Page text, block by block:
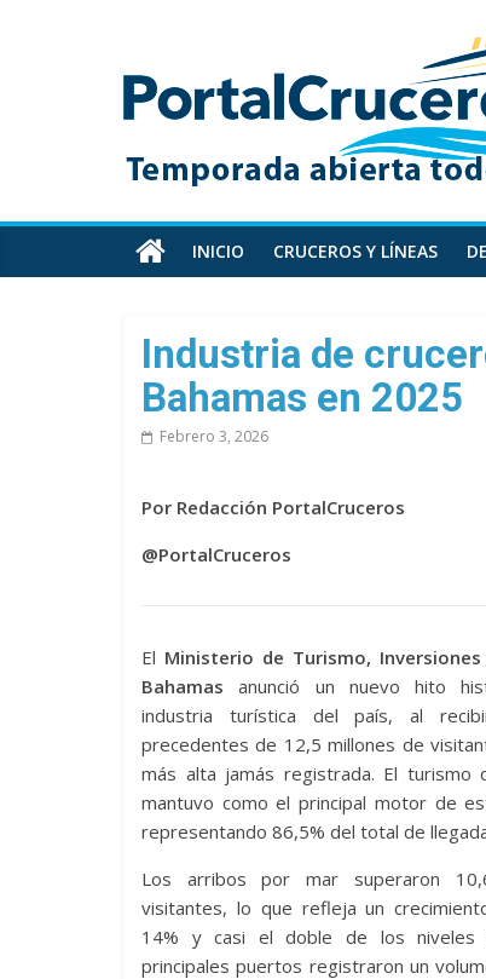
Toda
información
cruceros
en
un
sitio
INICIO CRUCEROS Y LÍNEAS
Industria de
Bahamas en 2025
Febrero 3, 2026
Por Redacción PortalCruceros
@PortalCruceros
El Ministerio de Turismo,
Bahamas anunció un nuevo hito
industria turística del país, al
precedentes de 12,5 millones de
más alta jamás registrada. El turismo
mantuvo como el principal motor de
representando 86,5% del total de
Los arribos por mar superaron
visitantes, lo que refleja un
14% y casi el doble de los niveles
principales puertos registraron un